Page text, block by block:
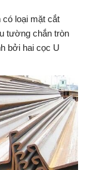
loại mặt cắt
tường chắn tròn
bởi hai cọc U